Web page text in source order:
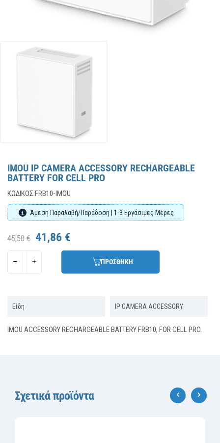
IMOU IP CAMERA ACCESSORY RECHARGEABLE
BATTERY FOR CELL PRO
ΚΩΔΙΚΌΣ:FRB10-IMOU
Άμεση Παραλαβή/Παράδοση | 1-3 Εργάσιμες Μέρες
45,50 € 41,86 €
ΠΡΟΣΘΗΚΗ
Είδη IP CAMERA ACCESSORY
IMOU ACCESSORY RECHARGEABLE BATTERY FRB10, FOR CELL PRO.
Σχετικά προϊόντα